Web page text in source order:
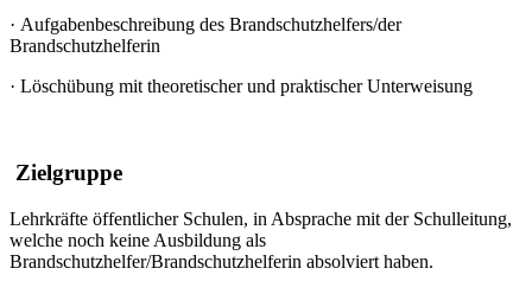
· Aufgabenbeschreibung des Brandschutzhelfers/der
Brandschutzhelferin
· Löschübung mit theoretischer und praktischer Unterweisung
Zielgruppe
Lehrkräfte öffentlicher Schulen, in Absprache mit der Schulleitung,
welche noch keine Ausbildung als
Brandschutzhelfer/Brandschutzhelferin absolviert haben.